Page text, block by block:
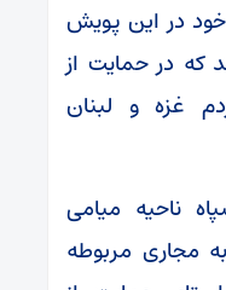
در این پویش
که در حمایت از
غزه و لبنان
ناحیه میامی
مجاری مربوطه